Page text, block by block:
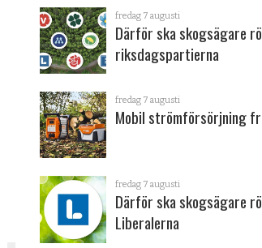
fredag 7 augusti
Därför ska skogsägare
riksdagspartierna
fredag 7 augusti
Mobil strömförsörjning
fredag 7 augusti
Därför ska skogsägare
Liberalerna